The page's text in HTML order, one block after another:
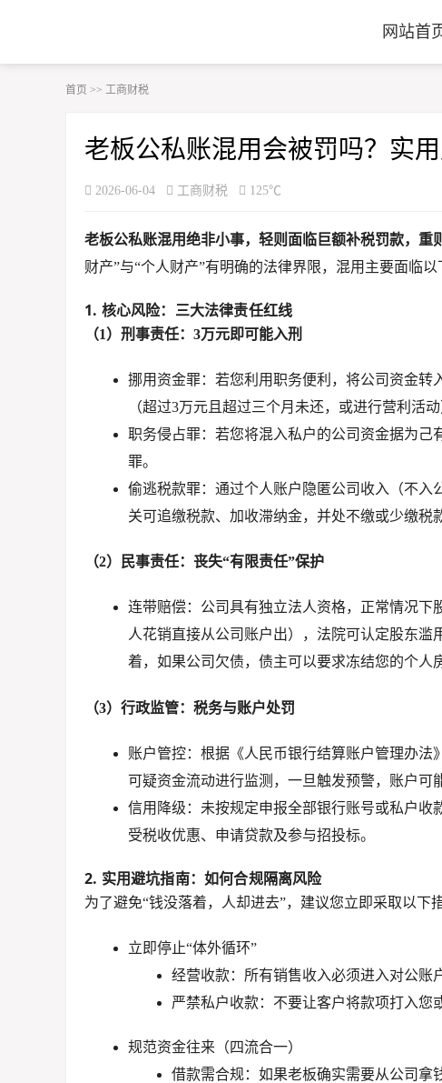
网站首
首页 >> 工商财税
老板公私账混用会被罚吗？实
2026-06-04 工商财税 125℃
老板公私账混用绝非小事，轻则面临巨额补税罚款，重
财产”与“个人财产”有明确的法律界限，混用主要面临以
1. 核心风险：三大法律责任红线
（1）刑事责任：3万元即可能入刑
挪用资金罪：若您利用职务便利，将公司资金
（超过3万元 且超过三个月未还，或进行营利活
职务侵占罪：若您将混入私户的公司资金据为己
罪。
偷逃税款罪：通过个人账户隐匿公司收入（不
关可追缴税款、加收滞纳金，并处不缴或少缴税
（2）民事责任：丧失“有限责任”保护
连带赔偿：公司具有独立法人资格，正常情况
人花销直接从公司账户出），法院可认定股东滥
着，如果公司欠债，债主可以要求冻结您的个人
（3）行政监管：税务与账户处罚
账户管控：根据《人民币银行结算账户管理办法
可疑资金流动进行监测，一旦触发预警，账户可
信用降级 ：未按规定申报全部银行账号或私户
受税收优惠、申请贷款及参与招投标。
2. 实用避坑指南：如何合规隔离风险
为了避免“钱没落着，人却进去”，建议您立即采取以下措
立即停止“体外循环”
经营收款：所有销售收入必须进入对公账
严禁私户收款：不要让客户将款项打入您
规范资金往来（四流合一）
借款需合规：如果老板确实需要从公司拿